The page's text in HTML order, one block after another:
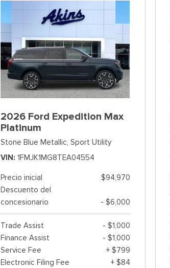
2026 Ford Expedition Max
Platinum
Stone Blue Metallic, Sport Utility
VIN 1FMJK1MG8TEA04554
Precio inicial
$94,970
Descuento del
concesionario
- $6,000
Trade Assist
- $1,000
Finance Assist
- $1,000
Service Fee
+ $799
Electronic Filing Fee
+ $84